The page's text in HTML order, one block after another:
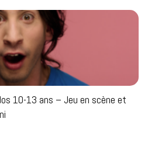
10-13 ans – Jeu en scène et